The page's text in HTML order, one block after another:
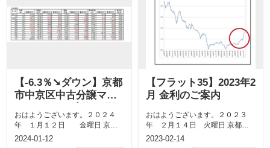
【-6.3％➘ダウン】京都
市中京区中古分譲マン
前年対比
おはようございます。２０２４
年 １月１２日 金曜日 京都
市中京区 最高気温１２度、 最
2024-01-12
【フラット35】2023年2
月 金利のご案内
おはようございます。２０２３
年 ２月１４日 火曜日 京都市
中京区 最高気温８度、 最低気
温３度日の出...
2023-02-14